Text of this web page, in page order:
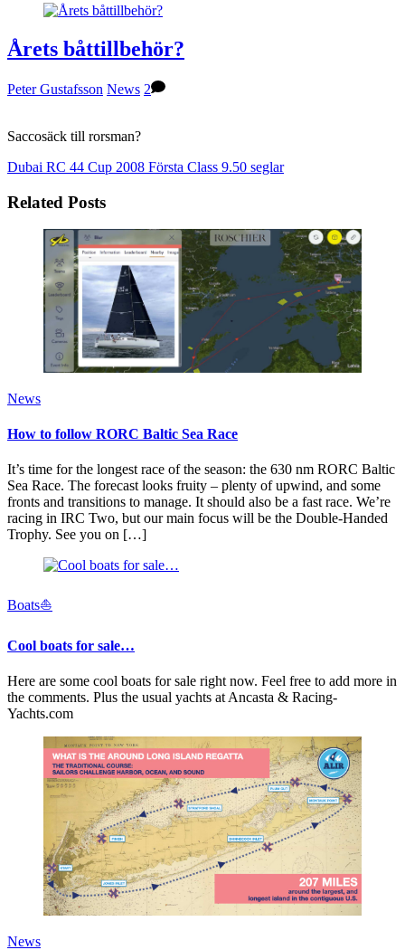
Årets båttillbehör?
Peter Gustafsson News 2
Saccosäck till rorsman?
Dubai RC 44 Cup 2008 Första Class 9.50 seglar
Related Posts
News
How to follow RORC Baltic Sea Race
It’s time for the longest race of the season: the 630 nm RORC Baltic
Sea Race. The forecast looks fruity – plenty of upwind, and some
fronts and transitions to manage. It should also be a fast race. We’re
racing in IRC Two, but our main focus will be the Double-Handed
Trophy. See you on […]
Boats⛵️
Cool boats for sale…
Here are some cool boats for sale right now. Feel free to add more in
the comments. Plus the usual yachts at Ancasta & Racing-
Yachts.com
News